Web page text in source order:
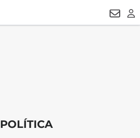
MANUEL
POLÍTICA